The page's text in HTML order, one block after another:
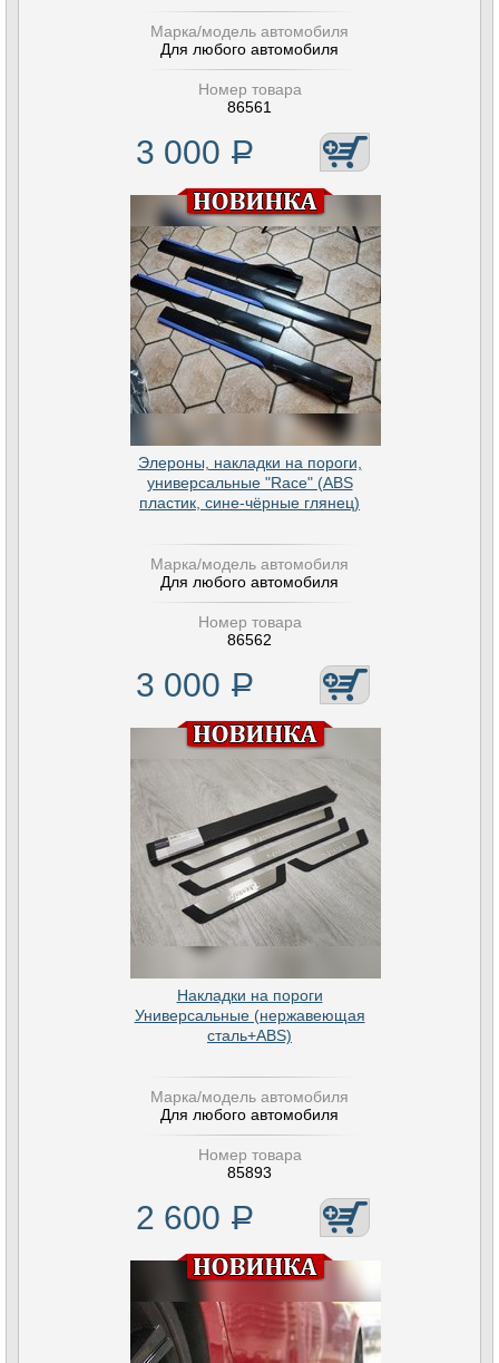
Марка/модель автомобиля
Для любого автомобиля
Номер товара
86561
3 000 Р
Элероны, накладки на пороги,
универсальные "Race" (ABS
пластик, сине-чёрные глянец)
Марка/модель автомобиля
Для любого автомобиля
Номер товара
86562
3 000 Р
Накладки на пороги
Универсальные (нержавеющая
сталь+ABS)
Марка/модель автомобиля
Для любого автомобиля
Номер товара
85893
2 600 Р